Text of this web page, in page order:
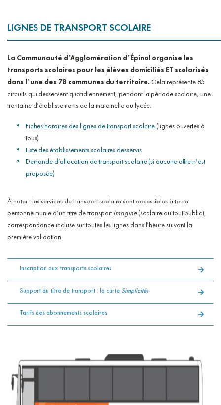
LIGNES DE TRANSPORT SCOLAIRE
La Communauté d’Agglomération d’Épinal organise les
transports scolaires pour les élèves domiciliés ET scolarisés
dans l’une des 78 communes du territoire. Cela représente 85
circuits qui desservent quotidiennement, pendant la période scolaire, une
trentaine d’établissements de la maternelle au lycée.
Fiches horaires des lignes de transport scolaire (lignes ouvertes à
tous)
Liste des établissements scolaires desservis
Demande d’allocation de transport scolaire (si aucune offre n’est
proposée)
À noter : les services de transport scolaire sont accessibles à toute
personne munie d’un titre de transport Imagine (scolaire ou tout public),
correspondance incluse sur toutes les lignes dans l’heure suivant la
première validation.
Inscription aux transports scolaires
Support du titre de transport : la carte Simplicités
Tarifs des abonnements scolaires